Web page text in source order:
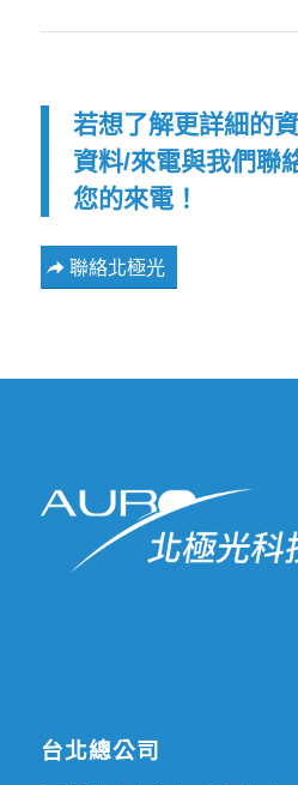
若想了解更詳細的
資料/來電與我們聯
您的來電！
聯絡北極光
台北總公司